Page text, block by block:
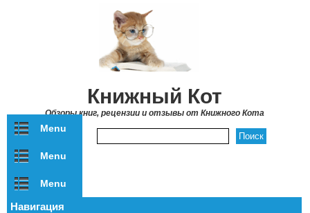
Книжный Кот
Обзоры книг, рецензии и отзывы от Книжного Кота
Menu
Menu
Menu
Навигация